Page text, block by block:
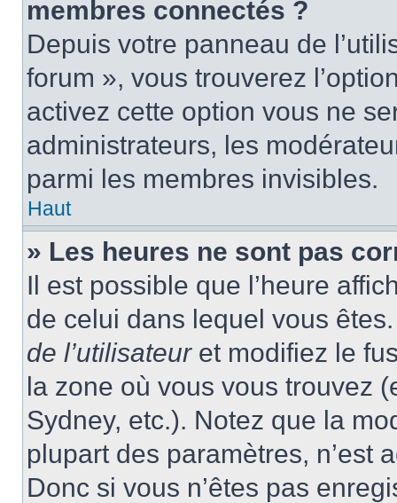
membres connectés ?
Depuis votre panneau de
forum », vous trouverez
activez cette option vous ne
administrateurs, les
parmi les membres invisibles.
Haut
» Les heures ne sont pas
Il est possible que l’heure
de celui dans lequel vous
de l’utilisateuret modifiez le
la zone où vous vous trouvez
Sydney, etc.). Notez que la
plupart des paramètres, n’est
Donc si vous n’êtes pas